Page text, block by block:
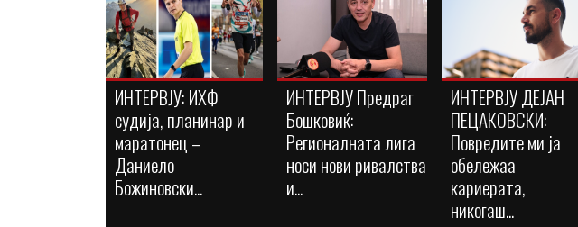
ИНТЕРВЈУ: ИХФ
судија, планинар и
маратонец –
Даниело
Божиновски...
ИНТЕРВЈУ Предраг
Бошковиќ:
Регионалната лига
носи нови ривалства
и...
ИНТЕРВЈУ ДЕЈАН
ПЕЦАКОВСКИ:
Повредите ми ја
обележаа
кариерата,
никогаш...